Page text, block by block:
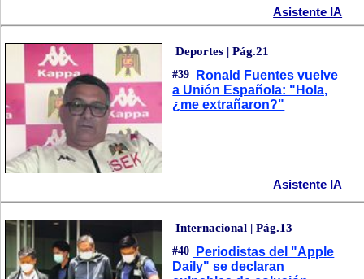
Asistente IA
Deportes | Pág.21
#39
Ronald Fuentes vuelve
a Unión Española: "Hola,
¿me extrañaron?"
Asistente IA
Internacional | Pág.13
#40
Periodistas del "Apple
Daily" se declaran